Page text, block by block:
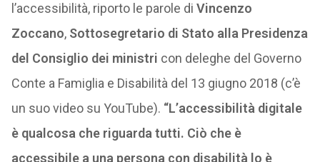
l’accessibilità, riporto le parole di Vincenzo
Zoccano, Sottosegretario di Stato alla Presidenza
del Consiglio dei ministri con deleghe del Governo
Conte a Famiglia e Disabilità del 13 giugno 2018 (c’è
un suo video su YouTube). “L’accessibilità digitale
è qualcosa che riguarda tutti. Ciò che è
accessibile a una persona con disabilità lo è